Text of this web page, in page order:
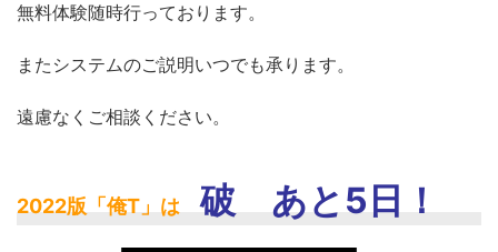
無料体験随時行っております。
またシステムのご説明いつでも承ります。
遠慮なくご相談ください。
2022版「俺T」は 破 あと5日！